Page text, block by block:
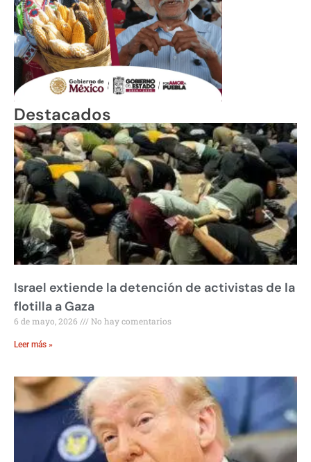
Destacados
Israel extiende la detención de activistas de la
flotilla a Gaza
6 de mayo, 2026 No hay comentarios
Leer más »